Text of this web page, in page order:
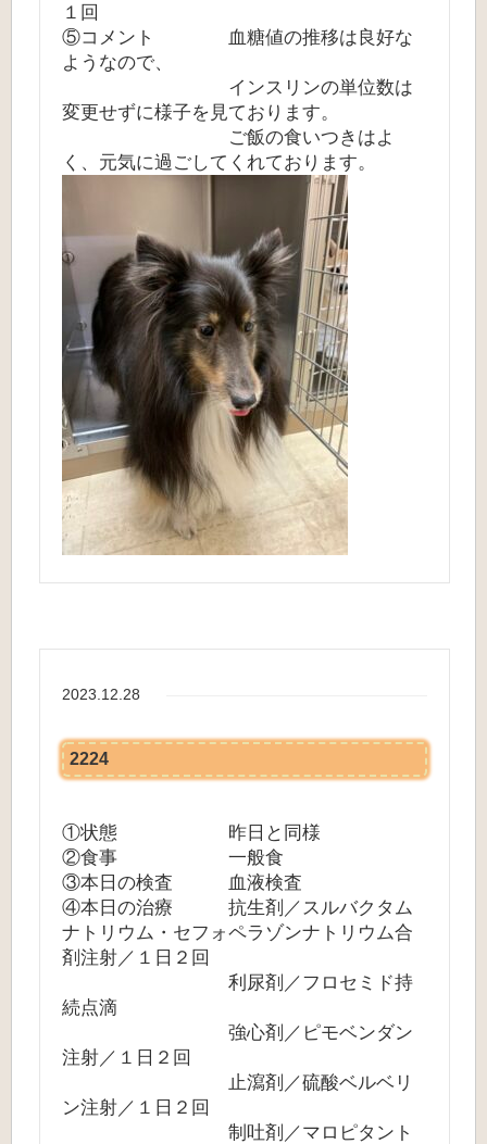
１回
⑤コメント 血糖値の推移は良好な
ようなので、
インスリンの単位数は
変更せずに様子を見ております。
ご飯の食いつきはよ
く、元気に過ごしてくれております。
2023.12.28
2224
①状態 昨日と同様
②食事 一般食
③本日の検査 血液検査
④本日の治療 抗生剤／スルバクタム
ナトリウム・セフォペラゾンナトリウム合
剤注射／１日２回
利尿剤／フロセミド持
続点滴
強心剤／ピモベンダン
注射／１日２回
止瀉剤／硫酸ベルベリ
ン注射／１日２回
制吐剤／マロピタント